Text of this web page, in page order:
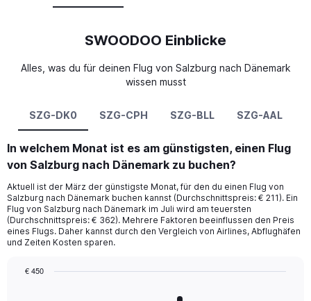
SWOODOO Einblicke
Alles, was du für deinen Flug von Salzburg nach Dänemark
wissen musst
SZG-DK0 SZG-CPH SZG-BLL SZG-AAL
In welchem Monat ist es am günstigsten, einen Flug
von Salzburg nach Dänemark zu buchen?
Aktuell ist der März der günstigste Monat, für den du einen Flug von
Salzburg nach Dänemark buchen kannst (Durchschnittspreis: € 211). Ein
Flug von Salzburg nach Dänemark im Juli wird am teuersten
(Durchschnittspreis: € 362). Mehrere Faktoren beeinflussen den Preis
eines Flugs. Daher kannst durch den Vergleich von Airlines, Abflughäfen
und Zeiten Kosten sparen.
€ 450